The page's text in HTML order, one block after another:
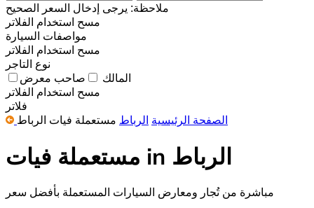
ملاحظة: يرجى إدخال السعر الصحيح
مسح استخدام الفلاتر
مواصفات السيارة
مسح استخدام الفلاتر
نوع التاجر
المالك
صاحب معرض
مسح استخدام الفلاتر
فلاتر
الصفحة الرئيسية الرباط مستعملة فيات الرباط
مستعملة فيات in الرباط
مباشرة من تُجار ومعارض السيارات المستعملة بأفضل سعر